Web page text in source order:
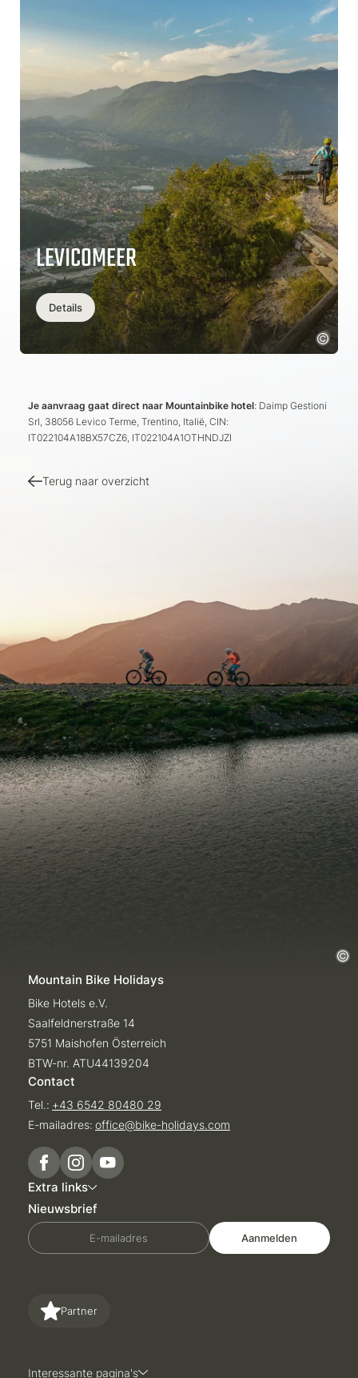
LEVICOMEER
Details
Je aanvraag gaat direct naar Mountainbike hotel: Daimp Gestioni
Srl, 38056 Levico Terme, Trentino, Italië, CIN:
IT022104A18BX57CZ6, IT022104A1OTHNDJZI
Terug naar overzicht
Mountain Bike Holidays
Bike Hotels e.V.
Saalfeldnerstraße 14
5751 Maishofen Österreich
BTW-nr. ATU44139204
Contact
Tel.: +43 6542 80480 29
E-mailadres: office@bike-holidays.com
Extra links
Nieuwsbrief
E-mailadres Aanmelden
Partner
Interessante pagina's